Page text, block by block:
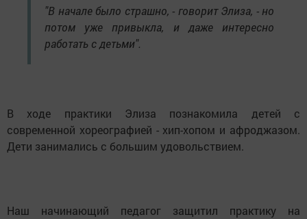
"В начале было страшно, - говорит Элиза, - но
потом уже привыкла, и даже интересно
работать с детьми".
В ходе практики Элиза познакомила детей с
современной хореографией - хип-хопом и афроджазом.
Дети занимались с большим удовольствием.
Наш начинающий педагог защитил практику на